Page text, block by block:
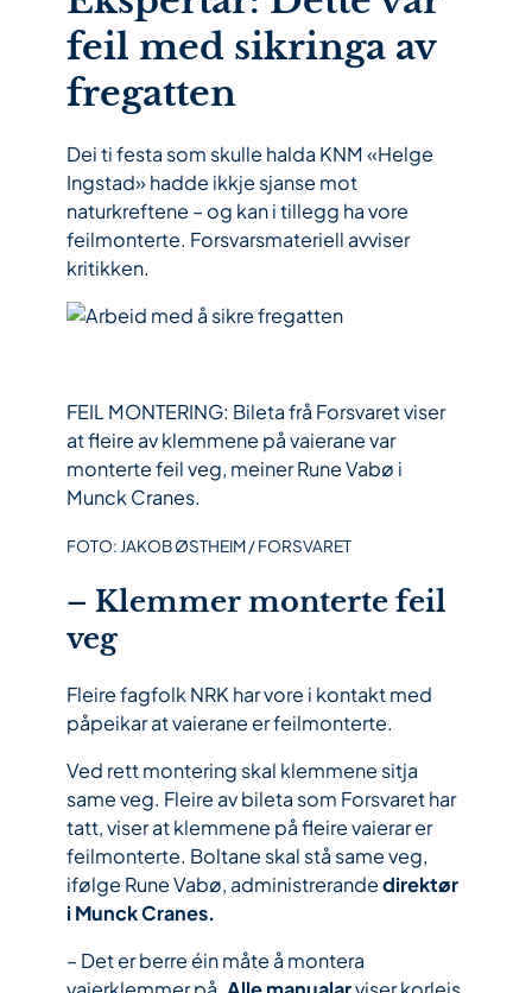
feil med sikringa av
fregatten
Dei ti festa som skulle halda KNM «Helge
Ingstad» hadde ikkje sjanse mot
naturkreftene – og kan i tillegg ha vore
feilmonterte. Forsvarsmateriell avviser
kritikken.
FEIL MONTERING: Bileta frå Forsvaret viser
at fleire av klemmene på vaierane var
monterte feil veg, meiner Rune Vabø i
Munck Cranes.
FOTO: JAKOB ØSTHEIM / FORSVARET
– Klemmer monterte feil
veg
Fleire fagfolk NRK har vore i kontakt med
påpeikar at vaierane er feilmonterte.
Ved rett montering skal klemmene sitja
same veg. Fleire av bileta som Forsvaret har
tatt, viser at klemmene på fleire vaierar er
feilmonterte. Boltane skal stå same veg,
ifølge Rune Vabø, administrerandedirektør
i Munck Cranes.
– Det er berre éin måte å montera